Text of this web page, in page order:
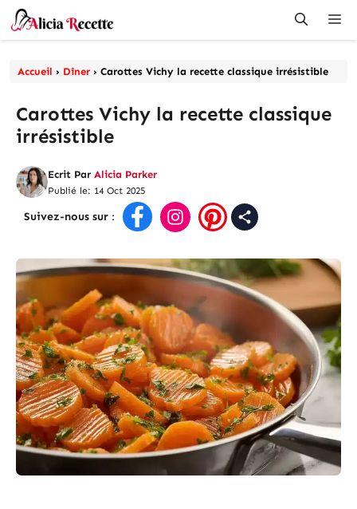
Aller
au
Accueil › Dîner › Carottes Vichy la recette classique irrésistible
Carottes Vichy la recette classique
irrésistible
Ecrit Par Alicia Parker
Publié le: 14 Oct 2025
Suivez-nous sur :